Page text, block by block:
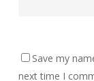
Save my
next time I